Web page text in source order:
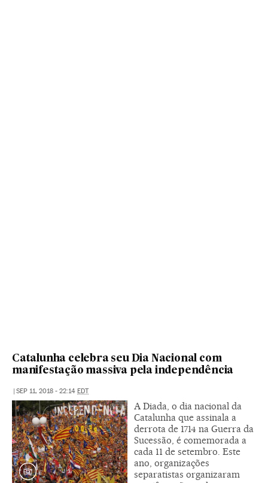
Catalunha celebra seu Dia Nacional com
manifestação massiva pela independência
| SEP 11, 2018 - 22:14 EDT
A Diada, o dia nacional da
Catalunha que assinala a
derrota de 1714 na Guerra da
Sucessão, é comemorada a
cada 11 de setembro. Este
ano, organizações
separatistas organizaram